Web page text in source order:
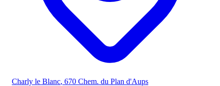
Charly le Blanc, 670 Chem. du Plan d'Aups